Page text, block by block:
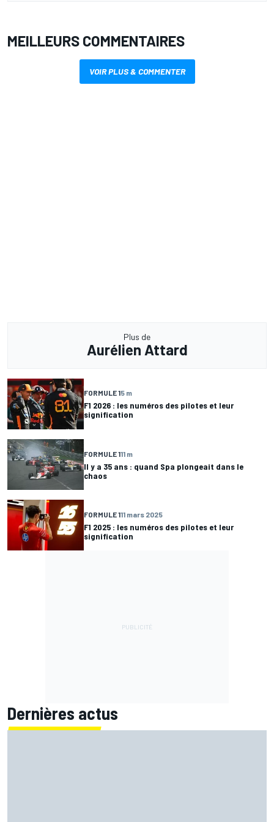
MEILLEURS COMMENTAIRES
VOIR PLUS & COMMENTER
Plus de
Aurélien Attard
FORMULE 15 m
F1 2026 : les numéros des pilotes et leur
signification
FORMULE 111 m
Il y a 35 ans : quand Spa plongeait dans le
chaos
FORMULE 111 mars 2025
F1 2025 : les numéros des pilotes et leur
signification
Dernières actus